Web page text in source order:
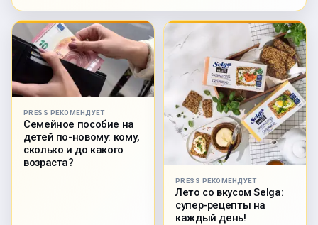
PRESS РЕКОМЕНДУЕТ
Семейное пособие на
детей по-новому: кому,
сколько и до какого
возраста?
PRESS РЕКОМЕНДУЕТ
Лето со вкусом Selga:
супер-рецепты на
каждый день!